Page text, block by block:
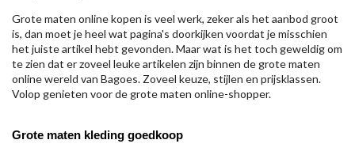
Grote maten online kopen is veel werk, zeker als het aanbod groot
is, dan moet je heel wat pagina's doorkijken voordat je misschien
het juiste artikel hebt gevonden. Maar wat is het toch geweldig om
te zien dat er zoveel leuke artikelen zijn binnen de grote maten
online wereld van Bagoes. Zoveel keuze, stijlen en prijsklassen.
Volop genieten voor de grote maten online-shopper.
Grote maten kleding goedkoop